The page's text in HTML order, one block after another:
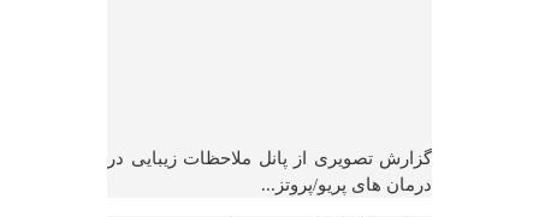
گزارش تصویری از پانل ملاحظات زیبایی در
درمان های پریو/پروتز...